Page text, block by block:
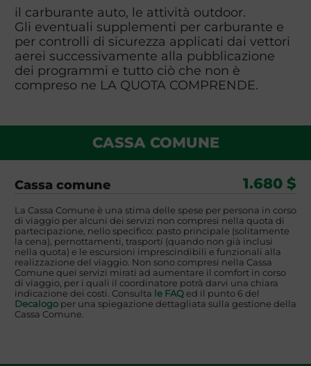
il carburante auto, le attività outdoor.
Gli eventuali supplementi per carburante e
per controlli di sicurezza applicati dai vettori
aerei successivamente alla pubblicazione
dei programmi e tutto ciò che non è
compreso ne LA QUOTA COMPRENDE.
CASSA COMUNE
Cassa comune 1.680 $
La Cassa Comune è una stima delle spese per persona in corso
di viaggio per alcuni dei servizi non compresi nella quota di
partecipazione, nello specifico: pasto principale (solitamente
la cena), pernottamenti, trasporti (quando non già inclusi
nella quota) e le escursioni imprescindibili e funzionali alla
realizzazione del viaggio. Non sono compresi nella Cassa
Comune quei servizi mirati ad aumentare il comfort in corso
di viaggio, per i quali il coordinatore potrà darvi una chiara
indicazione dei costi. Consulta le FAQed il punto 6 del
Decalogoper una spiegazione dettagliata sulla gestione della
Cassa Comune.